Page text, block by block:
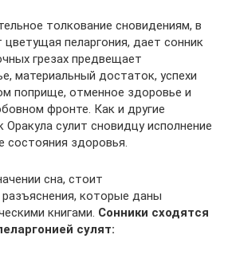
толкование сновидениям, в
цветущая пеларгония, дает сонник
грезах предвещает
материальный достаток, успехи
поприще, отменное здоровье и
фронте. Как и другие
Оракула сулит сновидцу исполнение
состояния здоровья.
сна, стоит
которые даны
книгами. Сонники сходятся
сулят: